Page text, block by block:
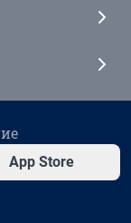
App Store